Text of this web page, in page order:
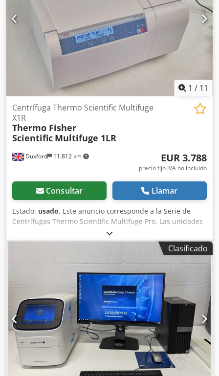
1 / 11
Duxford 11.812 km
Centrífuga Thermo Scientific Multifuge
X1R
Thermo Fisher
Scientific Multifuge 1LR
EUR 3.788
precio fijo IVA no incluído
Consultar Llamar
Estado: usado, Este anuncio corresponde a la Serie de
Centrífugas Thermo Scientific Multifuge Pro. Las unidades
se encuentran en perfecto estado de funcionamiento y
listas para su uso inmediato. La Serie de Centrífugas
Thermo Scientific™ Multifuge™ Pro (incluido el modelo
refrigerado X4R) es una centrífuga de laboratorio de alto
rendimiento y gran capacidad, diseñada para aplicaciones
generales. Con una capacidad de 4 litros, estas unidades
son ideales para cultivo celular, separación de sangre y
microbiología. Características principales: - Intercambio de
rotores Auto-Lock™: Cambio de rotor sin herramientas,
mediante botón pulsador, que permite cambiar de
aplicación en menos de 3 segundos. - Interfaz intuitiva:
Pantalla táctil a color que facilita la programación rápida y
sencilla, con almacenamiento para hasta 100 programas.
Cedpfx Aloyt Naxsierf - Versatilidad y capacidad:
Clasificado